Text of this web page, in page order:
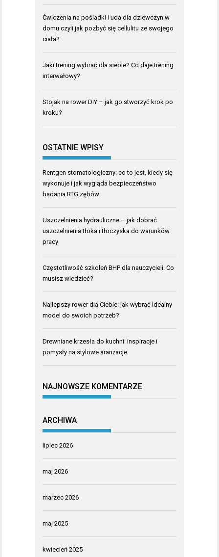
Ćwiczenia na pośladki i uda dla dziewczyn w
domu czyli jak pozbyć się cellulitu ze swojego
ciała?
Jaki trening wybrać dla siebie? Co daje trening
interwałowy?
Stojak na rower DIY – jak go stworzyć krok po
kroku?
OSTATNIE WPISY
Rentgen stomatologiczny: co to jest, kiedy się
wykonuje i jak wygląda bezpieczeństwo
badania RTG zębów
Uszczelnienia hydrauliczne – jak dobrać
uszczelnienia tłoka i tłoczyska do warunków
pracy
Częstotliwość szkoleń BHP dla nauczycieli: Co
musisz wiedzieć?
Najlepszy rower dla Ciebie: jak wybrać idealny
model do swoich potrzeb?
Drewniane krzesła do kuchni: inspiracje i
pomysły na stylowe aranżacje
NAJNOWSZE KOMENTARZE
ARCHIWA
lipiec 2026
maj 2026
marzec 2026
maj 2025
kwiecień 2025